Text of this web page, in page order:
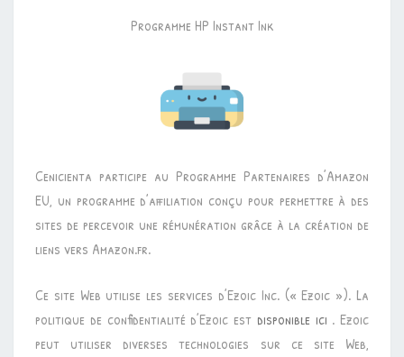
Programme HP Instant Ink
Cenicienta participe au Programme Partenaires d’Amazon
EU, un programme d’affiliation conçu pour permettre à des
sites de percevoir une rémunération grâce à la création de
liens vers Amazon.fr.
Ce site Web utilise les services d’Ezoic Inc. (« Ezoic »). La
politique de confidentialité d’Ezoic est disponible ici . Ezoic
peut utiliser diverses technologies sur ce site Web,